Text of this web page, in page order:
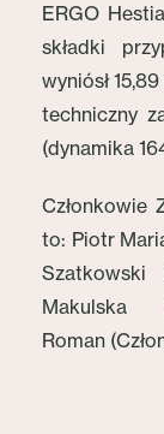
ERGO
składki
wyniósł
techniczny
(dynamika
Członkowie
to: Piotr
Szatkowski
Makulska
Roman